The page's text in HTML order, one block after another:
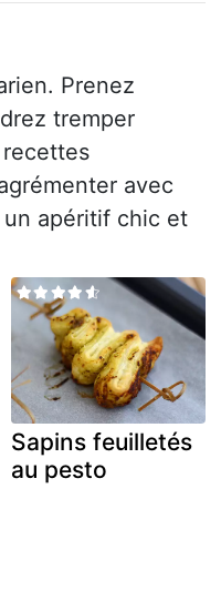
Prenez
tremper
avec
apéritif chic et
Sapins feuilletés
au pesto